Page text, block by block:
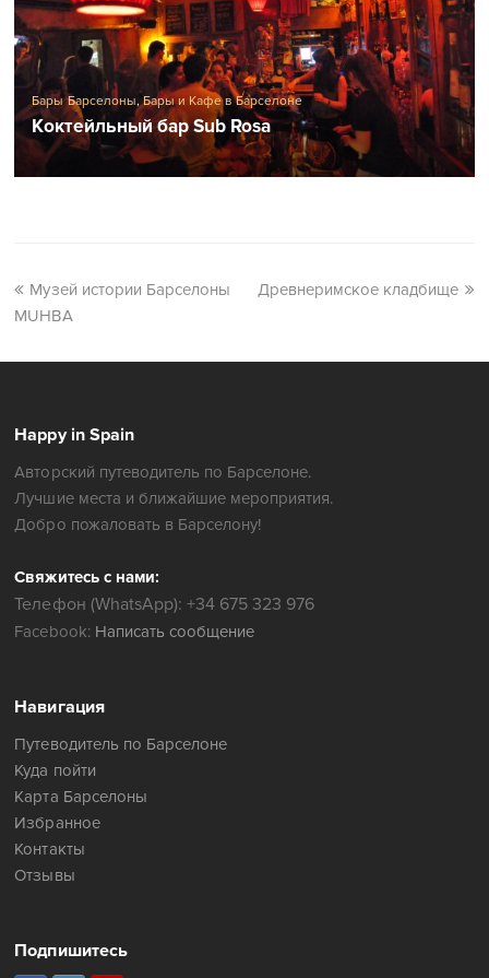
Бары Барселоны,Бары и Кафе в Барселоне
Коктейльный бар Sub Rosa
Музей истории Барселоны
MUHBA
Древнеримское кладбище
Happy in Spain
Авторский путеводитель по Барселоне.
Лучшие места и ближайшие мероприятия.
Добро пожаловать в Барселону!
Свяжитесь с нами:
Телефон (WhatsApp): +34 675 323 976
Facebook: Написать сообщение
Навигация
Путеводитель по Барселоне
Куда пойти
Карта Барселоны
Избранное
Контакты
Отзывы
Подпишитесь